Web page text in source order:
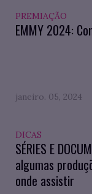
PREMIAÇÃO
EMMY 2024:
janeiro. 05, 2024
DICAS
SÉRIES E
algumas
onde assistir